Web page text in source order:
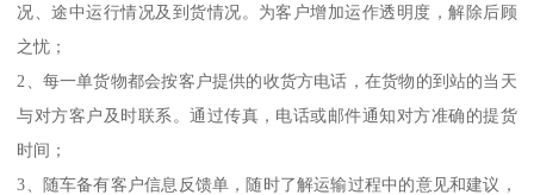
况、途中运行情况及到货情况。为客户增加运作透明度，解除后顾
之忧；
2、每一单货物都会按客户提供的收货方电话，在货物的到站的当天
与对方客户及时联系。通过传真，电话或邮件通知对方准确的提货
时间；
3、随车备有客户信息反馈单，随时了解运输过程中的意见和建议，